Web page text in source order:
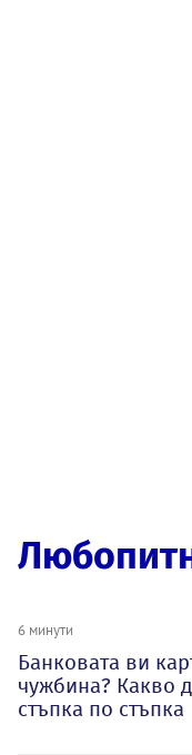
6 минути
Банковата ви
чужбина? Какво
стъпка по стъпка